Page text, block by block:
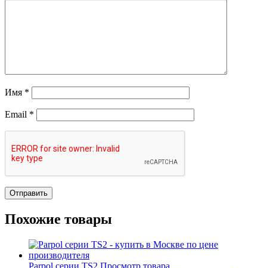
Имя *
Email *
Похожие товары
Parpol серии TS2 Просмотр товара